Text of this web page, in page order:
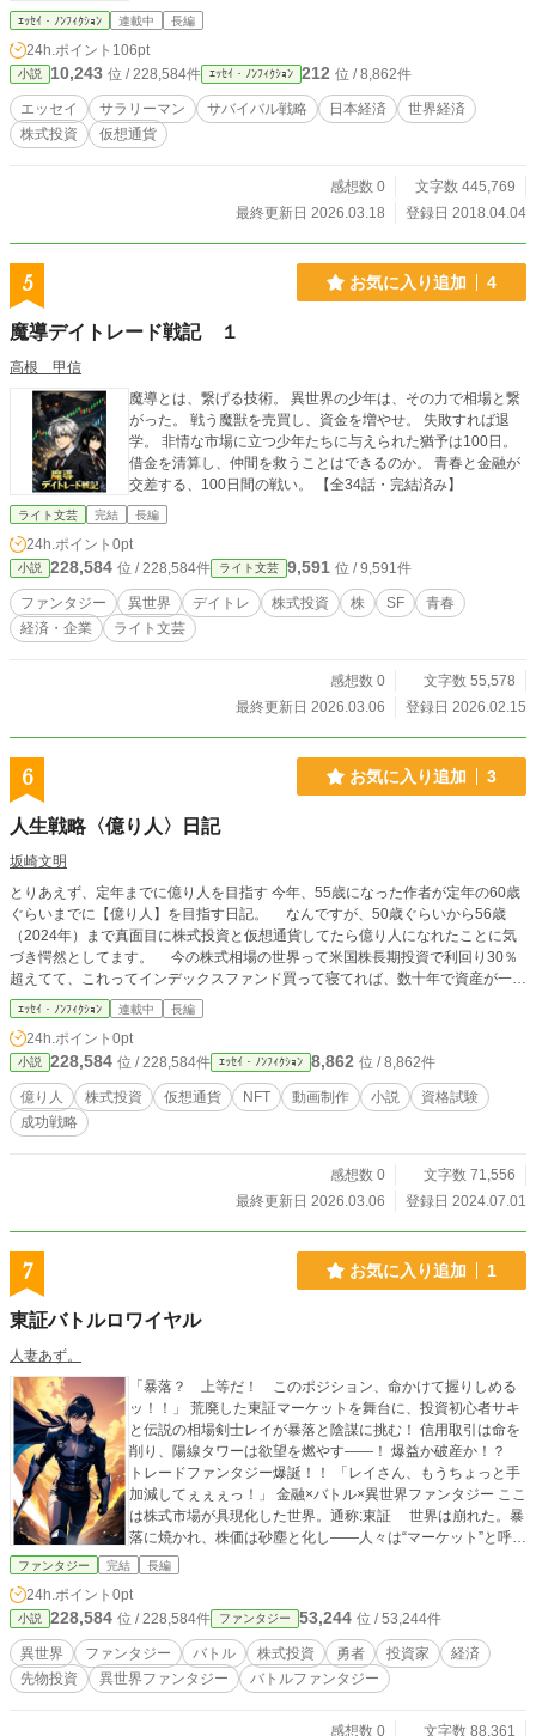
ｴｯｾｲ・ﾉﾝﾌｨｸｼｮﾝ 連載中 長編
24h.ポイント 106pt
小説 10,243 位 / 228,584件 ｴｯｾｲ・ﾉﾝﾌｨｸｼｮﾝ 212 位 / 8,862件
エッセイ サラリーマン サバイバル戦略 日本経済
世界経済
株式投資
仮想通貨
感想数 0
文字数 445,769
最終更新日 2026.03.18
登録日 2018.04.04
5 お気に入り追加 4
魔導デイトレード戦記 １
高根 甲信
魔導とは、繋げる技術。 異世界の少年は、その力で相場と繋
がった。 戦う魔獣を売買し、資金を増やせ。 失敗すれば退
学。 非情な市場に立つ少年たちに与えられた猶予は100日。
借金を清算し、仲間を救うことはできるのか。 青春と金融が
交差する、100日間の戦い。 【全34話・完結済み】
ライト文芸 完結 長編
24h.ポイント 0pt
小説 228,584 位 / 228,584件 ライト文芸 9,591 位 / 9,591件
ファンタジー 異世界 デイトレ 株式投資 株 SF
青春
経済・企業
ライト文芸
感想数 0
文字数 55,578
最終更新日 2026.03.06
登録日 2026.02.15
6 お気に入り追加 3
人生戦略〈億り人〉日記
坂崎文明
とりあえず、定年までに億り人を目指す 今年、55歳になった作者が定年の60歳
ぐらいまでに【億り人】を目指す日記。 なんですが、50歳ぐらいから56歳
（2024年）まで真面目に株式投資と仮想通貨してたら億り人になれたことに気
づき愕然としてます。 今の株式相場の世界って米国株長期投資で利回り30％
超えてて、これってインデックスファンド買って寝てれば、数十年で資産が一億
になる世界です。 陰謀論が真実で日本が近年に滅びるとしても、億り人なら
海外拠点に一時移住して、節税できて、それを避けれたのにね。 科学データ
で事実を言っても、世の中の八割はそれを事実だとは思わない世の中ですし。
ちょっと後悔してますが、まあ、頑張りましょう。
ｴｯｾｲ・ﾉﾝﾌｨｸｼｮﾝ 連載中 長編
24h.ポイント 0pt
小説 228,584 位 / 228,584件 ｴｯｾｲ・ﾉﾝﾌｨｸｼｮﾝ 8,862 位 / 8,862件
億り人 株式投資 仮想通貨 NFT 動画制作 小説
資格試験
成功戦略
感想数 0
文字数 71,556
最終更新日 2026.03.06
登録日 2024.07.01
7 お気に入り追加 1
東証バトルロワイヤル
人妻あず。
「暴落？ 上等だ！ このポジション、命かけて握りしめる
ッ！！」 荒廃した東証マーケットを舞台に、投資初心者サキ
と伝説の相場剣士レイが暴落と陰謀に挑む！ 信用取引は命を
削り、陽線タワーは欲望を燃やす――！ 爆益か破産か！？
トレードファンタジー爆誕！！ 「レイさん、もうちょっと手
加減してぇぇぇっ！」 金融×バトル×異世界ファンタジー ここ
は株式市場が具現化した世界。通称:東証 世界は崩れた。暴
落に焼かれ、株価は砂塵と化し――人々は“マーケット”と呼ば
れる荒野で生きている。 金を奪い合う血の争い。レバレッ
ートフォリオを背負いながら、再び立ち上がる。 彼女が出
会ったのは、相場を斬る戦士レイ。 「株はメンタルだ」―
―彼の言葉が、サキの運命を変える。 日経の風が吹く荒野
で、少女は学ぶ。 資金力ではなく、“メンタル”こそがこの
相場を制すことを。 暴落、買い煽り、日銀砲――そして伝
ファンタジー 完結 長編
24h.ポイント 0pt
小説 228,584 位 / 228,584件 ファンタジー 53,244 位 / 53,244件
異世界 ファンタジー バトル 株式投資 勇者 投資家
経済
先物投資
異世界ファンタジー バトルファンタジー
感想数 0 文字数 88,361